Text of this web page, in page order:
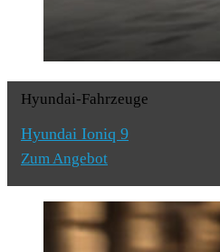
Hyundai-Fahrzeuge
Hyundai Ioniq 9
Zum Angebot